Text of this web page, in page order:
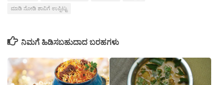
ಮಾಡಿ ನೋಡಿ ಶಾವಿಗೆ ಉಪ್ಪಿಟ್ಟು
ನಿಮಗೆ ಹಿಡಿಸಬಹುದಾದ ಬರಹಗಳು